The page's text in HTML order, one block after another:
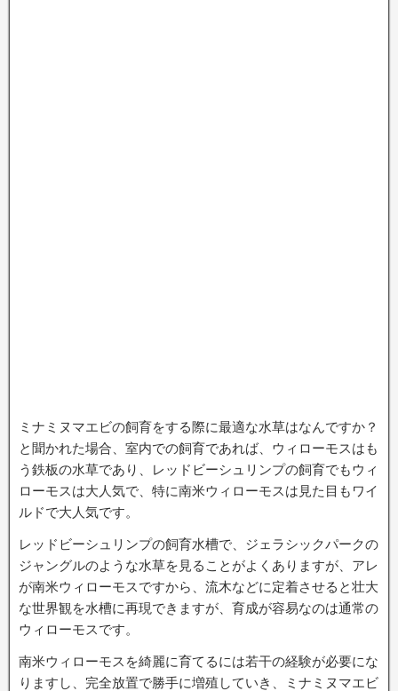
ミナミヌマエビの飼育をする際に最適な水草はなんですか？
と聞かれた場合、室内での飼育であれば、ウィローモスはも
う鉄板の水草であり、レッドビーシュリンプの飼育でもウィ
ローモスは大人気で、特に南米ウィローモスは見た目もワイ
ルドで大人気です。
レッドビーシュリンプの飼育水槽で、ジェラシックパークの
ジャングルのような水草を見ることがよくありますが、アレ
が南米ウィローモスですから、流木などに定着させると壮大
な世界観を水槽に再現できますが、育成が容易なのは通常の
ウィローモスです。
南米ウィローモスを綺麗に育てるには若干の経験が必要にな
りますし、完全放置で勝手に増殖していき、ミナミヌマエビ